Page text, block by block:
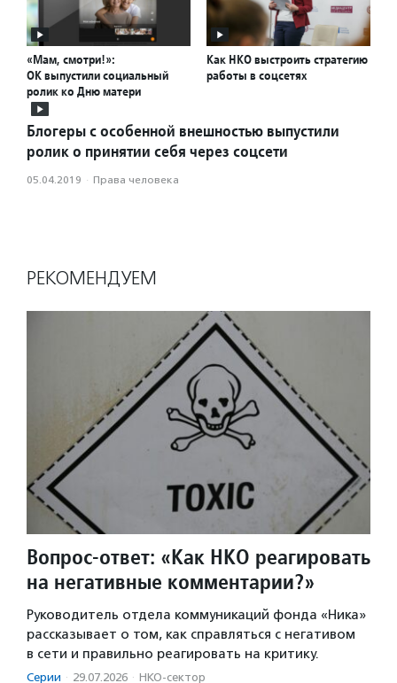
«Мам, смотри!»:
ОК выпустили социальный
ролик ко Дню матери
Как НКО выстроить стратегию
работы в соцсетях
Блогеры с особенной внешностью выпустили
ролик о принятии себя через соцсети
05.04.2019 · Права человека
РЕКОМЕНДУЕМ
Вопрос-ответ: «Как НКО реагировать
на негативные комментарии?»
Руководитель отдела коммуникаций фонда «Ника»
рассказывает о том, как справляться с негативом
в сети и правильно реагировать на критику.
Серии · 29.07.2026 · НКО-сектор